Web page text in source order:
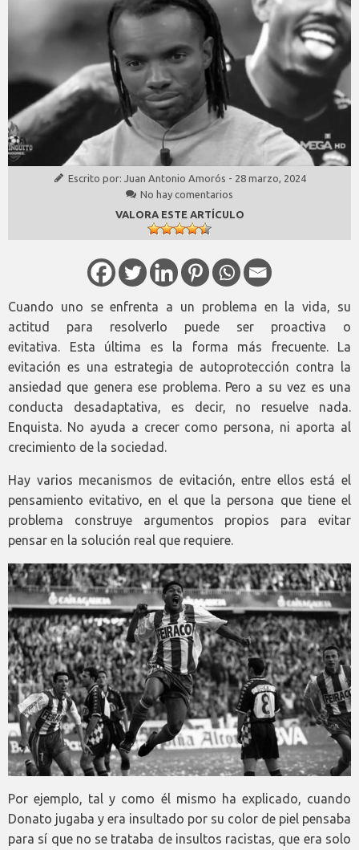
Escrito por: Juan Antonio Amorós - 28 marzo, 2024
No hay comentarios
VALORA ESTE ARTÍCULO
Cuando uno se enfrenta a un problema en la vida, su
actitud para resolverlo puede ser proactiva o
evitativa. Esta última es la forma más frecuente. La
evitación es una estrategia de autoprotección contra la
ansiedad que genera ese problema. Pero a su vez es una
conducta desadaptativa, es decir, no resuelve nada.
Enquista. No ayuda a crecer como persona, ni aporta al
crecimiento de la sociedad.
Hay varios mecanismos de evitación, entre ellos está el
pensamiento evitativo, en el que la persona que tiene el
problema construye argumentos propios para evitar
pensar en la solución real que requiere.
Por ejemplo, tal y como él mismo ha explicado, cuando
Donato jugaba y era insultado por su color de piel pensaba
para sí que no se trataba de insultos racistas, que era solo